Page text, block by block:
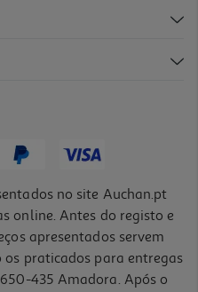
no site Auchan.pt
online. Antes do registo e
apresentados servem
os praticados para entregas
435 Amadora. Após o